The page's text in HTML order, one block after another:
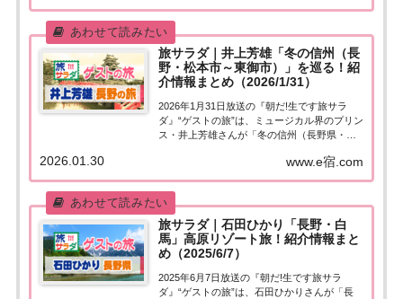
白馬今日の“ゲストの旅”は三代目 J SOUL
BROTHERSのパフ...
旅サラダ｜井上芳雄「冬の信州（長
野・松本市～東御市）」を巡る！紹
介情報まとめ（2026/1/31）
2026年1月31日放送の『朝だ!生です旅サラ
ダ』“ゲストの旅”は、ミュージカル界のプリン
ス・井上芳雄さんが「冬の信州（長野県・松
たグルメなど、紹介された情報をまとめまし
た。くわしい情報はこちら！井上芳雄「長野
県・松本市～東御市」今日の“ゲ...
www.e宿.com
2026.01.30
旅サラダ｜石田ひかり「長野・白
馬」高原リゾート旅！紹介情報まと
め（2025/6/7）
2025年6月7日放送の『朝だ!生です旅サラ
ダ』“ゲストの旅”は、石田ひかりさんが「長